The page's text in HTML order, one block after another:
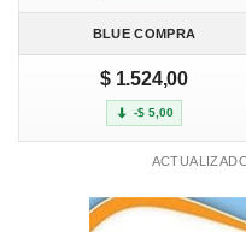
BLUE COMPRA
$ 1.524,00
-$ 5,00